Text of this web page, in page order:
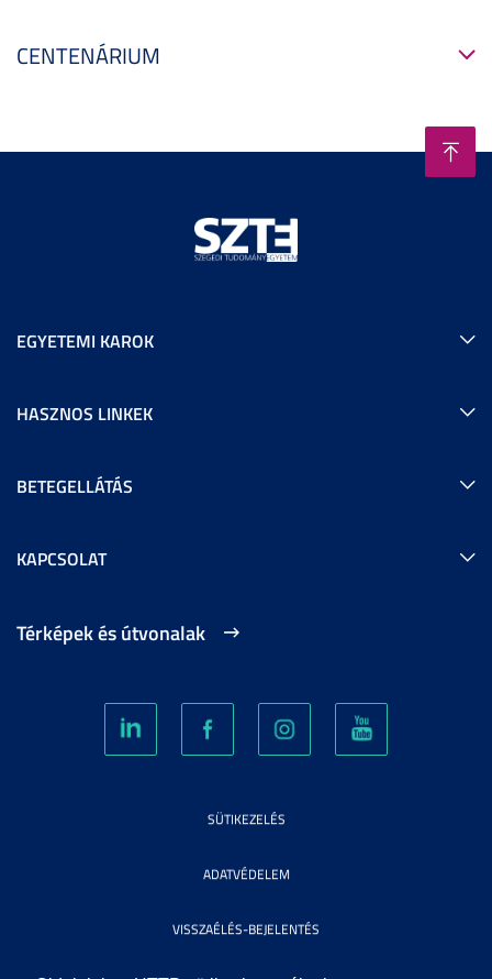
CENTENÁRIUM
EGYETEMI KAROK
HASZNOS LINKEK
BETEGELLÁTÁS
KAPCSOLAT
Térképek és útvonalak
SÜTIKEZELÉS
ADATVÉDELEM
VISSZAÉLÉS-BEJELENTÉS